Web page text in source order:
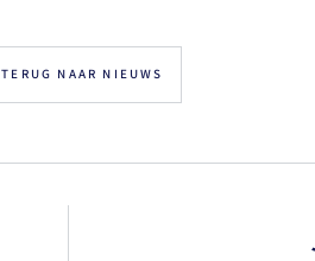
TERUG NAAR NIEUWS